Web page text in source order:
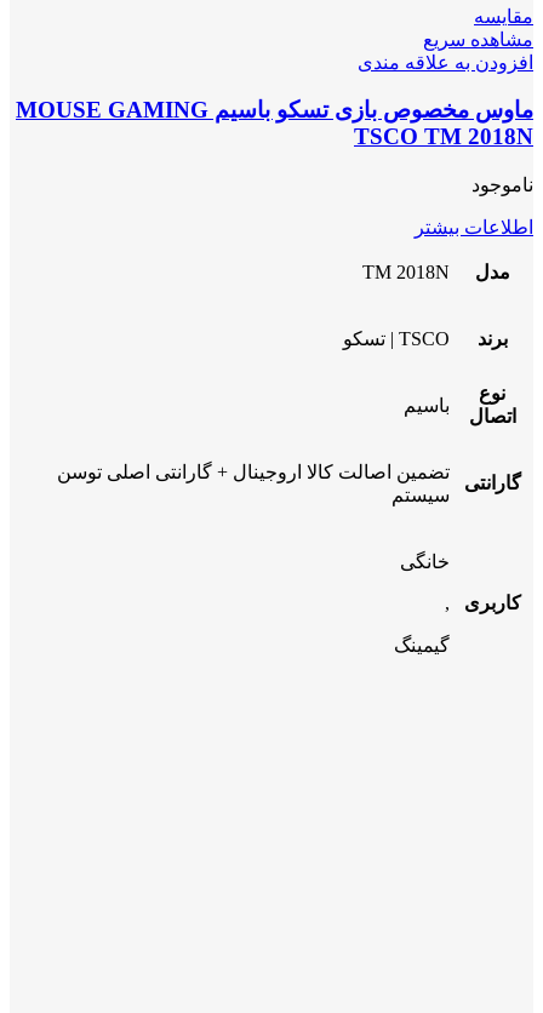
مقایسه
مشاهده سریع
افزودن به علاقه مندی
ماوس مخصوص بازی تسکو باسیم MOUSE GAMING
TSCO TM 2018N
ناموجود
اطلاعات بیشتر
مدل TM 2018N
برند TSCO | تسکو
نوع
اتصال
باسیم
گارانتی
تضمین اصالت کالا اروجینال + گارانتی اصلی توسن
سیستم
کاربری
خانگی
,
گیمینگ